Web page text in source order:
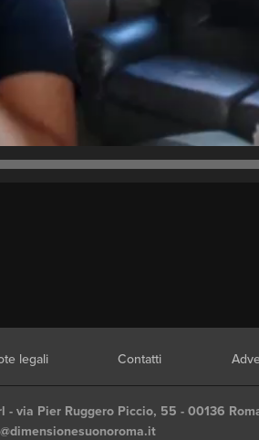
legali Contatti
via Pier Ruggero Piccio, 55 - 00136